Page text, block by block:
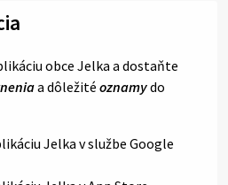
obce Jelka a dostaňte
a dôležité oznamydo